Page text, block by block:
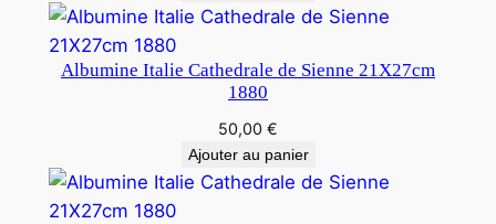
Albumine Italie Cathedrale de Sienne 21X27cm
1880
50,00 €
Ajouter au panier